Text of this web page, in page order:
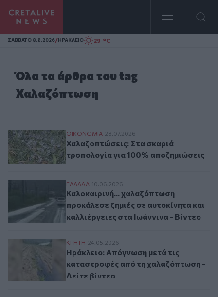
Homepage
ΣAΒΒΑΤΟ 8.8.2026/ΗΡΑΚΛΕΙΟ 29 °C
Όλα τα άρθρα του tag
Χαλαζόπτωση
Χαλαζοπτώσεις: Στα σκαριά τροπολογία
ΟΙΚΟΝΟΜΙΑ 28.07.2026
Χαλαζοπτώσεις: Στα σκαριά
τροπολογία για 100% αποζημιώσεις
Καλοκαιρινή... χαλαζόπτωση προκάλεσε
ΕΛΛAΔΑ 10.06.2026
Καλοκαιρινή... χαλαζόπτωση
προκάλεσε ζημιές σε αυτοκίνητα και
καλλιέργειες στα Ιωάννινα - Βίντεο
Ηράκλειο: Απόγνωση μετά τις
ΚΡΗΤΗ 24.05.2026
Ηράκλειο: Απόγνωση μετά τις
καταστροφές από τη χαλαζόπτωση -
Δείτε βίντεο